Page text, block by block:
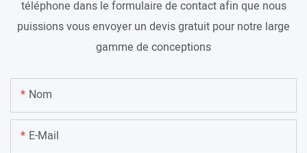
téléphone dans le formulaire de contact afin que nous
puissions vous envoyer un devis gratuit pour notre large
gamme de conceptions
Nom
E-Mail